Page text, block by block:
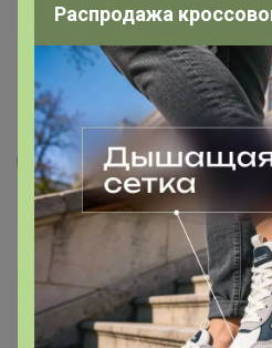
6 13
Лопух (корень)
90р
Специальный
Распродажа